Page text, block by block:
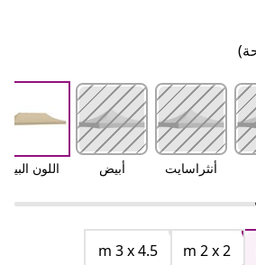
أنثراسايت أبيض اللون البيج
m 2 x 2
m 3 x 4.5